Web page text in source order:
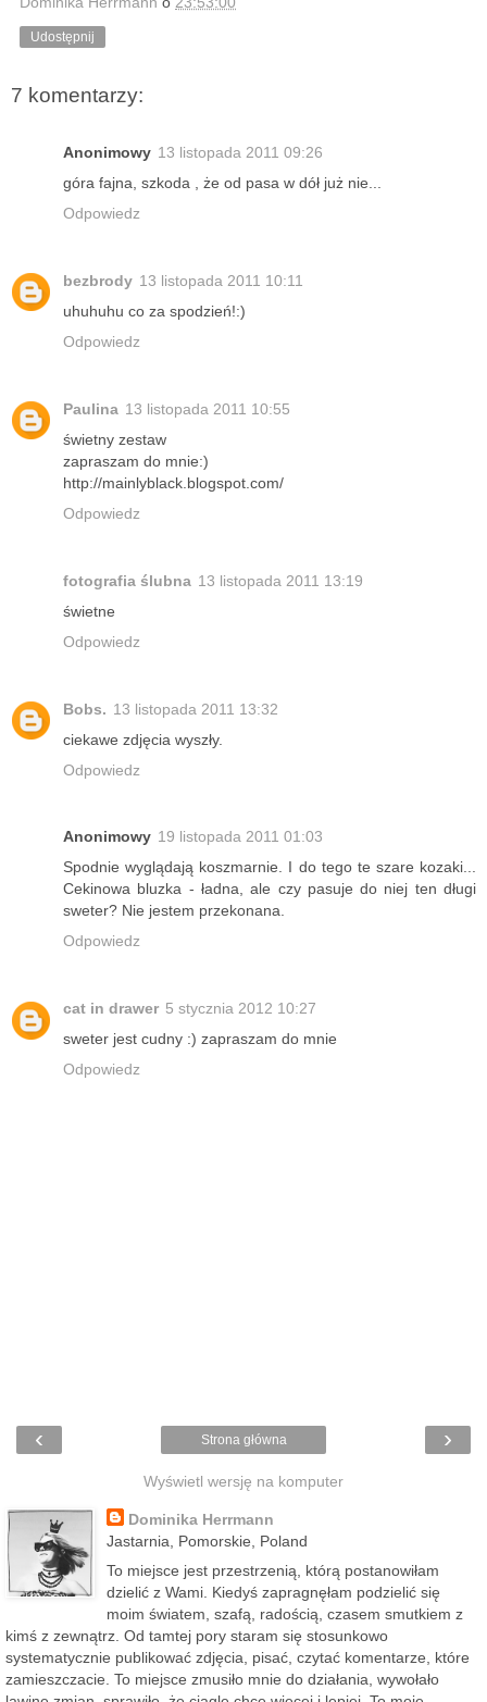
Udostępnij
7 komentarzy:
Anonimowy 13 listopada 2011 09:26
góra fajna, szkoda , że od pasa w dół już nie...
Odpowiedz
bezbrody 13 listopada 2011 10:11
uhuhuhu co za spodzień!:)
Odpowiedz
Paulina 13 listopada 2011 10:55
świetny zestaw
zapraszam do mnie:)
http://mainlyblack.blogspot.com/
Odpowiedz
fotografia ślubna 13 listopada 2011 13:19
świetne
Odpowiedz
Bobs. 13 listopada 2011 13:32
ciekawe zdjęcia wyszły.
Odpowiedz
Anonimowy 19 listopada 2011 01:03
Spodnie wyglądają koszmarnie. I do tego te szare kozaki...
Cekinowa bluzka - ładna, ale czy pasuje do niej ten długi
sweter? Nie jestem przekonana.
Odpowiedz
cat in drawer 5 stycznia 2012 10:27
sweter jest cudny :) zapraszam do mnie
Odpowiedz
‹ ›
Strona główna
Wyświetl wersję na komputer
Dominika Herrmann
Jastarnia, Pomorskie, Poland
To miejsce jest przestrzenią, którą postanowiłam
dzielić z Wami. Kiedyś zapragnęłam podzielić się
moim światem, szafą, radością, czasem smutkiem z
kimś z zewnątrz. Od tamtej pory staram się stosunkowo
systematycznie publikować zdjęcia, pisać, czytać komentarze, które
zamieszczacie. To miejsce zmusiło mnie do działania, wywołało